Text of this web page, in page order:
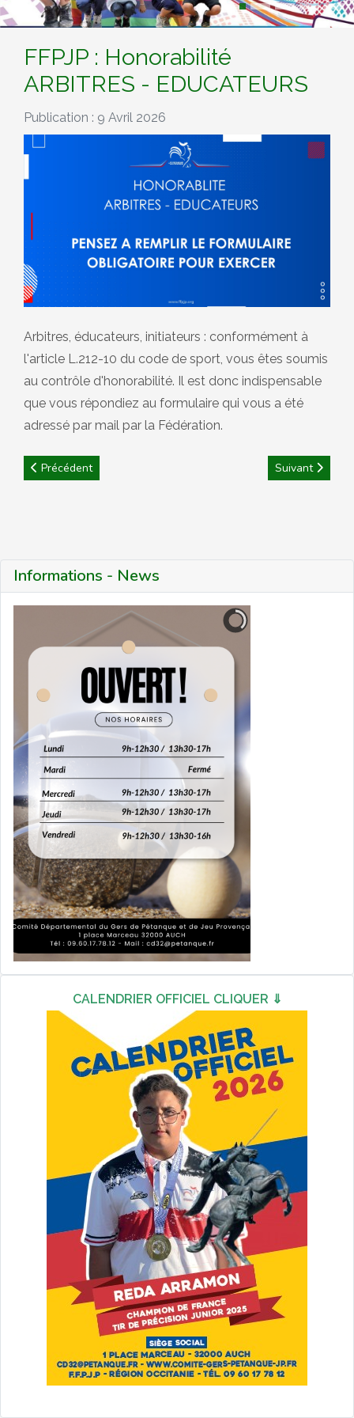
Informations - News
CALENDRIER OFFICIEL CLIQUER ⇓
FFPJP : Honorabilité
ARBITRES - EDUCATEURS
Publication : 9 Avril 2026
Arbitres, éducateurs, initiateurs : conformément à
l'article L.212-10 du code de sport, vous êtes soumis
au contrôle d'honorabilité. Il est donc indispensable
que vous répondiez au formulaire qui vous a été
adressé par mail par la Fédération.
Article précédent : CD32 : CDG Triplettes Féminines & Masculins
Précédent Article suivant
Suivant